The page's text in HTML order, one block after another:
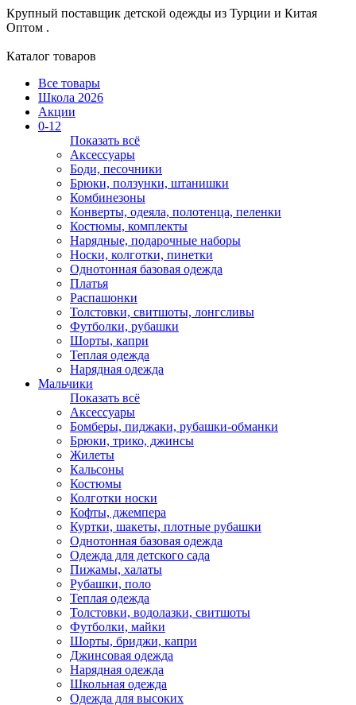
Крупный поставщик детской одежды из Турции и Китая
Оптом .
Каталог товаров
Все товары
Школа 2026
Акции
0-12
Показать всё
Аксессуары
Боди, песочники
Брюки, ползунки, штанишки
Комбинезоны
Конверты, одеяла, полотенца, пеленки
Костюмы, комплекты
Нарядные, подарочные наборы
Носки, колготки, пинетки
Однотонная базовая одежда
Платья
Распашонки
Толстовки, свитшоты, лонгсливы
Футболки, рубашки
Шорты, капри
Теплая одежда
Нарядная одежда
Мальчики
Показать всё
Аксессуары
Бомберы, пиджаки, рубашки-обманки
Брюки, трико, джинсы
Жилеты
Кальсоны
Костюмы
Колготки носки
Кофты, джемпера
Куртки, шакеты, плотные рубашки
Однотонная базовая одежда
Одежда для детского сада
Пижамы, халаты
Рубашки, поло
Теплая одежда
Толстовки, водолазки, свитшоты
Футболки, майки
Шорты, бриджи, капри
Джинсовая одежда
Нарядная одежда
Школьная одежда
Одежда для высоких